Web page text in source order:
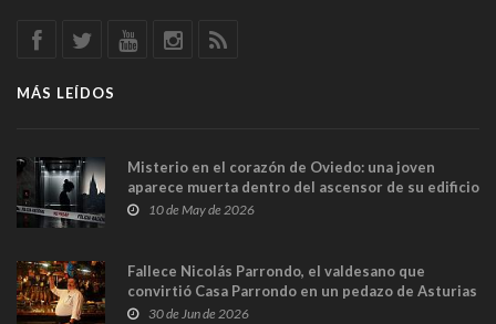
MÁS LEÍDOS
Misterio en el corazón de Oviedo: una joven
aparece muerta dentro del ascensor de su edificio
y las cámaras captan sus últimos minutos
10 de May de 2026
Fallece Nicolás Parrondo, el valdesano que
convirtió Casa Parrondo en un pedazo de Asturias
en Madrid
30 de Jun de 2026